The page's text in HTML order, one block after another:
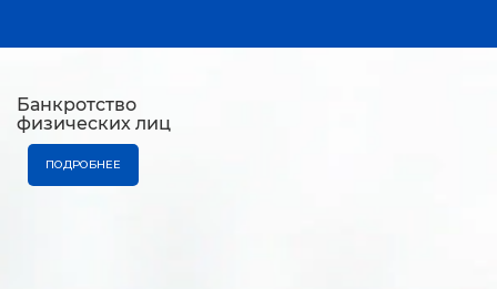
Банкротство
физических лиц
ПОДРОБНЕЕ